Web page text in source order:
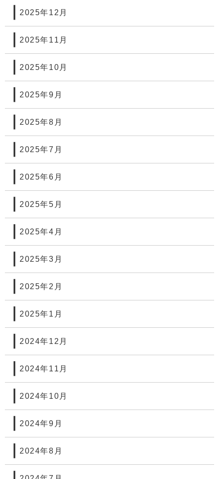
2025年12月
2025年11月
2025年10月
2025年9月
2025年8月
2025年7月
2025年6月
2025年5月
2025年4月
2025年3月
2025年2月
2025年1月
2024年12月
2024年11月
2024年10月
2024年9月
2024年8月